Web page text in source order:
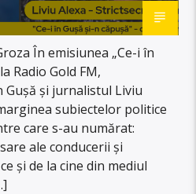
În emisiunea „Ce-i în
Radio Gold FM,
și jurnalistul Liviu
subiectelor politice
care s-au numărat:
ale conducerii și
și de la cine din mediul